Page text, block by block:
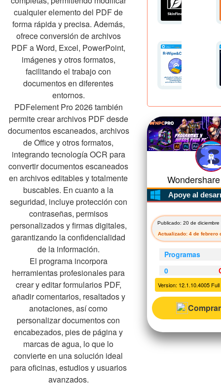
cualquier elemento del PDF de
forma rápida y precisa. Además,
ofrece conversión de archivos
PDF a Word, Excel, PowerPoint,
imágenes y otros formatos,
facilitando el trabajo con
documentos en diferentes
entornos.
PDFelement Pro 2026 también
permite crear archivos PDF desde
documentos escaneados, archivos
de Office y otros formatos,
integrando tecnología OCR para
convertir documentos escaneados
en archivos editables y totalmente
buscables. En cuanto a la
seguridad, incluye protección con
contraseñas, permisos
personalizados y firmas digitales,
garantizando la confidencialidad
de la información.
El programa incorpora
herramientas profesionales para
crear y editar formularios PDF,
añadir comentarios, resaltados y
anotaciones, así como
personalizar documentos con
encabezados, pies de página y
marcas de agua, lo que lo
convierte en una solución ideal
para oficinas, estudios y usuarios
avanzados.
Apoye al
Publicado: 20 de
Actualizado: 4 de febrero
Programas
0
Version: 12.1.10.4005